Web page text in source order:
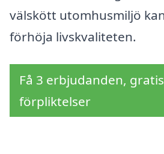
välskött utomhusmiljö
förhöja livskvaliteten.
Få 3 erbjudanden,
förpliktelser